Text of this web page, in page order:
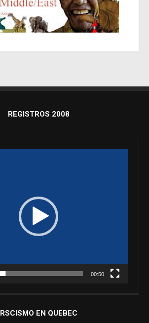
REGISTROS 2008
00:50
RSCISMO EN QUEBEC